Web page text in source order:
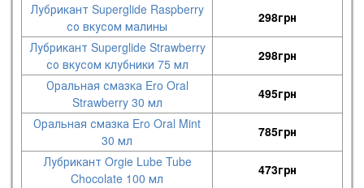
Лубрикант Superglide Raspberry
со вкусом малины
298грн
Лубрикант Superglide Strawberry
со вкусом клубники 75 мл
298грн
Оральная смазка Ero Oral
Strawberry 30 мл
495грн
Оральная смазка Ero Oral Mint
30 мл
785грн
Лубрикант Orgie Lube Tube
Chocolate 100 мл
473грн